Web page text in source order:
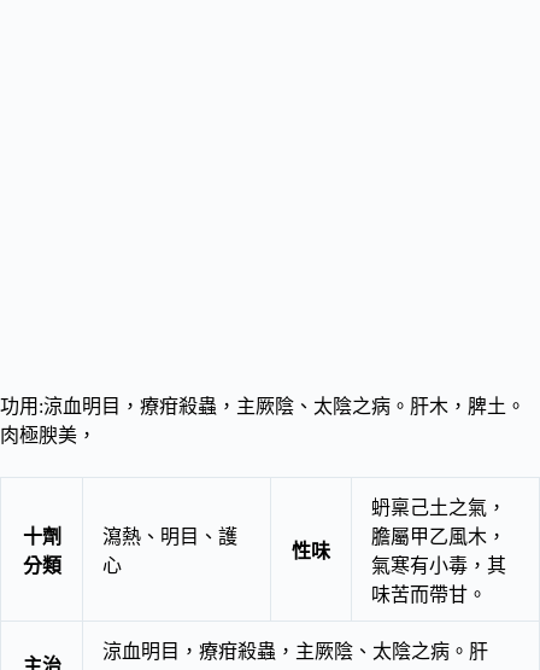
功用:涼血明目，療疳殺蟲，主厥陰、太陰之病。肝木，脾土。
肉極腴美，
十劑
分類
瀉熱、明目、護
心
性味
蚒稟己土之氣，
膽屬甲乙風木，
氣寒有小毒，其
味苦而帶甘。
主治
涼血明目，療疳殺蟲，主厥陰、太陰之病。肝